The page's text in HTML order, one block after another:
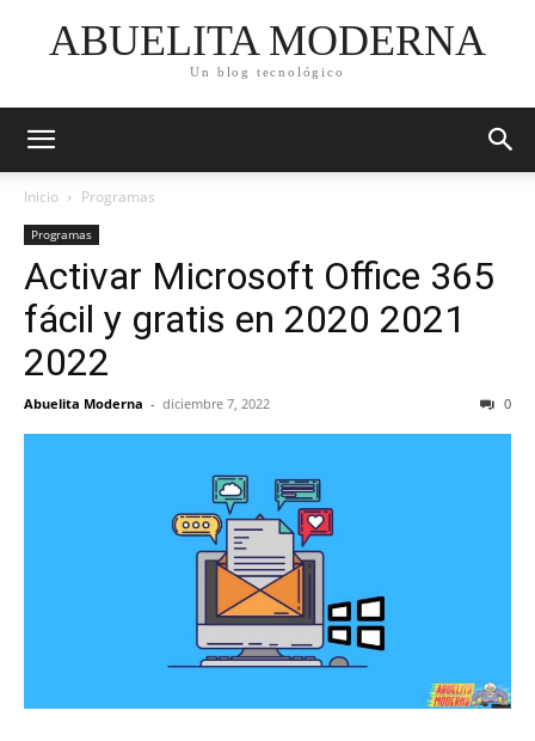
ABUELITA MODERNA
Un blog tecnológico
Inicio Programas
Programas
Activar Microsoft Office 365
fácil y gratis en 2020 2021
2022
Abuelita Moderna - diciembre 7, 2022 0